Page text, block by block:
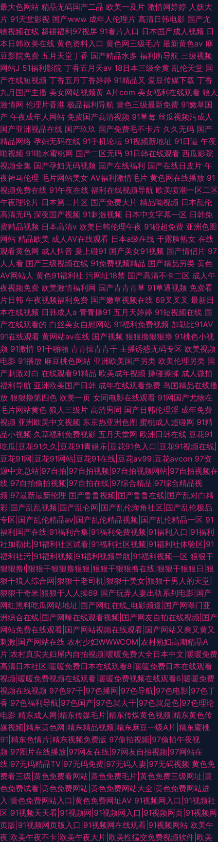
最大色网站 精品无码国产二品 欧美一及片 激情网婷婷 人妖大
片 91天堂影视 国产www 成年人伦理片 高清日韩电影 国产尤
物视频在线 超碰福利97视屏 91看片入口 日本国产成人视频 日
本日韩欧美在线 黄色资料入口 黄色网三级毛片 最新黄色av 麻
豆影院免费 五月天堂丁香 国产精品水多 福利所导航 三级视频
网站J 51福利影院 丁香五月天av 18日本三级全黄 乱伦天堂 国
产在线短视频 丁香五月丁香婷婷 91精品又 爱豆传媒下载 丁香
九月国产主播 美女网站视频黄 A片com 美女福利在线观看 狼人
激情网 伦理片香港 极品福利导航 黄色三级最新免费 91嫩草国
产 午夜成年人网站 免费国产高清视频 91草莓 丝瓜视频污成人
国产亚洲视品在线 国产玖玖 国产免费毛不卡片 久久无码 国产
精品网络 孕妇无码在线 91手机论坛 91视频新地址 91日逼 午夜
啪视频 91啪水蜜桃网 国产二区无码 91日韩在线观看 西瓜影院
视频全集 国产孕妇无码视频 国产在线福利 国产在线日皮片 午
夜神马伦理 毛片网站美女 AV福利激情毛片 黄色网在线播放 91
视频免费在线 91午夜在线 福利在线视频导航 欧美喷潮一区二区
午夜理论片 日本第二片区 国产免费大片 精品呦视频 日本乱伦
高清无码 深夜国产视频 91刺激视频 日本中文字幕一区 日韩免
费精品视频 日本高清v 欧美日韩伦理午夜 91碰超免费 亚洲色图
网站 精品欧美 成人AV在线观看 日本a级在线 干露脸熟女 在线
观看黄色网 成人抖音 爰上碰91 国产美女91视频 国产情侣片 97
人人看 国产三级视频在线 91免费视频精品 国产精品另类 黄色
AV网站人 黄色91福利社 污网址18禁 国产高清不卡二区 成人午
夜视频免费 欧美激情福利网 国产青青青草 91草逼视频 免费看
片日韩 午夜视频福利免费 国产嫩草视频在线 69叉叉叉 最新日
本在线视频 日韩成人a 青青操91 五月天婷婷 91短视频在线 国
产在线观看的 白丝美女自慰网站 91福利免费视频 加勒比91AV
91在线观看 黄网站av在线 国产视频 狠狠擼狠狠擼 91桃色小视
频 91激情 91干啪啪 青青操青青干 主播诱惑无码专区 欧美视频
电影 91播放 麻豆桃色网站 亚洲欧美国产另类 欧美伦理另类 国
产刺激对白 在线观看91精品 欧美成年视频 操碰操揉 成人微拍
福利导航 亚洲欧美国产日韩 成年在线观看免费 岛国精品在线播
放 狠狠撸第四色 欧美一页 女同电影在线观看 91网国产尤物在
毛片网站黄色 狼人三级片 高清男同 国产日韩伦理淫 成年免费
视频 亚洲欧美中文视频 东京热亚洲色图 蜜桃成人超碰网 91精
品小视频 久草福利免费视影 五月天堂网 欧洲日韩在线 豆花91
吃瓜|豆花91久久|豆花91青娱乐|豆花91色入口|豆花91视频在线|
豆花91网|豆花91网站|豆花91在线|豆花av99|豆花avcon 97资
源中文总站|97自拍|97自拍视频|97自拍视频网站|97自拍视频在
线|97自拍偷拍视频|97自拍在线|97综合精品|97综合精品视
频|97最新最新伦理 国产鲁鲁视频|国产鲁鲁在线|国产乱对白精
彩|国产乱乱视频|国产乱仑网|国产乱伦海角社区|国产乱伦极品
专区|国产乱伦精品av|国产乱伦精品视频|国产乱伦精品一区 91
福利国产在线|91福利合集|91福利免费视频|91福利入口|91福利
社加勒比|91福利社区试看|91福利社区视频|91福利社体验区|91
福利社污|91福利视频|91福利视频导航|91福利视频一区 狠狠干
狠狠撸!|狠狠干狠狠撸狠狠|狠狠干狠狠撸在线|狠狠干狠狠日|狠
狠干狼人综合网|狠狠干老司机|狠狠干美女|狠狠干男人的天堂|
狠狠干奇米|狠狠干人人操69 国产玩弄人妻出轨系列电影|国产
网红黑料吃瓜网站地址|国产网红在线_电影频道|国产网曝门亚
洲综合在线|国产网曝在线观看视频|国产网友自拍在线视频|国产
网站免费在线观看|国产网站视频在线观看|国产网站又爽又黄又
刺激|国产网站在线 农村少妇WWWCOM|农村熟妇高潮精品A
片|农村真实夫妇屋内自拍视频|暖暖免费大全日本中文|暖暖免费
高清日本社区|暖暖免费日本在线观看8|暖暖免费日本在线观看
视频|暖暖免费视频在线观看|暖暖免费视频在线观看6|暖暖免费
视频在线视频 97色97干|97色播网|97色导航|97色电影|97色丁
香|97色福利导航|97色国产|97色就去干|97色就是色|97色理论
电影 精东成人网|精东传媒毛片|精东传煤黄色视频|精东黄色传
媒视频|精东黄色网|精东精品视频|精东麻豆一级A片|精东蜜桃
91|精东色情片|精东视频免费版 97偷拍视频|97偷拍午夜视
频|97图片在线播放|97网友在线|97网友自拍视频|97网站在
线|97无码精品TV|97无码免费|97无码人妻|97无码视频 黄色免
费看三级|黄色免费看网站|黄色免费毛片|黄色免费三级网址|黄
色免费试看|黄色免费网站|黄色免费网站大全|黄色免费网站进
入|黄色免费网站入口|黄色免费网址AV 91视频网入口|91视频社
区|91视频天天看|91视频网|91视频网入口|91视频网页|91视频网
页版|91视频网页版入口|91视频网在线观看|91视频网站 欧美午
夜|欧美午夜不卡|欧美午夜大片|欧美性猛交免费视频软件|欧美